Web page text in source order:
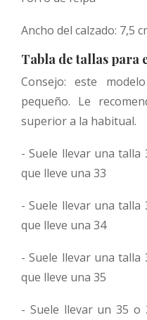
Ancho del calzado: 7,5
Tabla de tallas para
Consejo: este
pequeño. Le
superior a la habitual.
- Suele llevar una talla
que lleve una 33
- Suele llevar una talla
que lleve una 34
- Suele llevar una talla
que lleve una 35
- Suele llevar un 35 o